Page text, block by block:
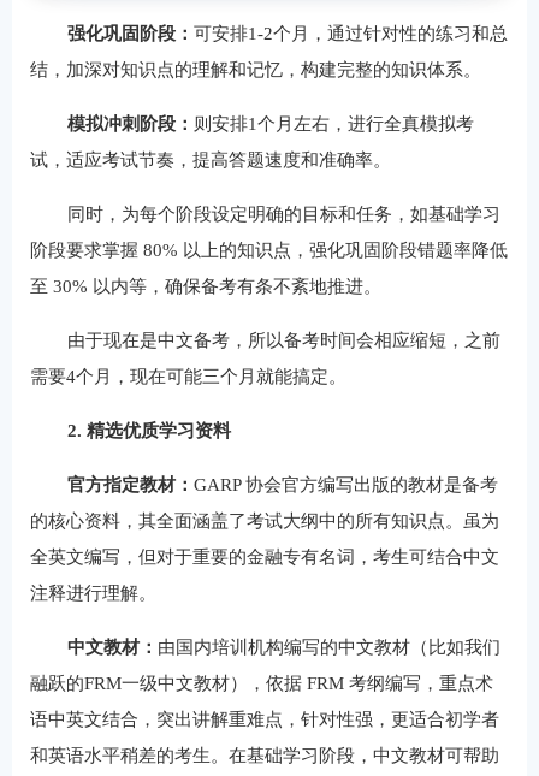
强化巩固阶段： 可安排1-2个月，通过针对性的练习和总
结，加深对知识点的理解和记忆，构建完整的知识体系。
模拟冲刺阶段： 则安排1个月左右，进行全真模拟考
试，适应考试节奏，提高答题速度和准确率。
同时，为每个阶段设定明确的目标和任务，如基础学习
阶段要求掌握 80% 以上的知识点，强化巩固阶段错题率降低
至 30% 以内等，确保备考有条不紊地推进。
由于现在是中文备考，所以备考时间会相应缩短，之前
需要4个月，现在可能三个月就能搞定。
2. 精选优质学习资料
官方指定教材： GARP 协会官方编写出版的教材是备考
的核心资料，其全面涵盖了考试大纲中的所有知识点。虽为
全英文编写，但对于重要的金融专有名词，考生可结合中文
注释进行理解。
中文教材： 由国内培训机构编写的中文教材（比如我们
融跃的FRM一级中文教材），依据 FRM 考纲编写，重点术
语中英文结合，突出讲解重难点，针对性强，更适合初学者
和英语水平稍差的考生。在基础学习阶段，中文教材可帮助